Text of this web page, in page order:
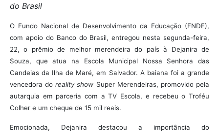
do Brasil
O Fundo Nacional de Desenvolvimento da Educação (FNDE),
com apoio do Banco do Brasil, entregou nesta segunda-feira,
22, o prêmio de melhor merendeira do país à Dejanira de
Souza, que atua na Escola Municipal Nossa Senhora das
Candeias da Ilha de Maré, em Salvador. A baiana foi a grande
vencedora doreality show Super Merendeiras, promovido pela
autarquia em parceria com a TV Escola, e recebeu o Troféu
Colher e um cheque de 15 mil reais.
Emocionada, Dejanira destacou a importância do